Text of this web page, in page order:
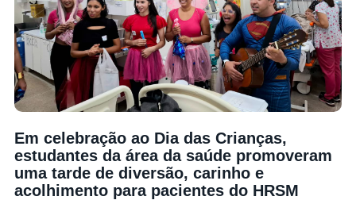
Em celebração ao Dia das Crianças,
estudantes da área da saúde promoveram
uma tarde de diversão, carinho e
acolhimento para pacientes do HRSM